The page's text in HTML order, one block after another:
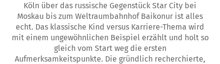
Köln über das russische Gegenstück Star City bei
Moskau bis zum Weltraumbahnhof Baikonur ist alles
echt. Das klassische Kind versus Karriere-Thema wird
mit einem ungewöhnlichen Beispiel erzählt und holt so
gleich vom Start weg die ersten
Aufmerksamkeitspunkte. Die gründlich recherchierte,